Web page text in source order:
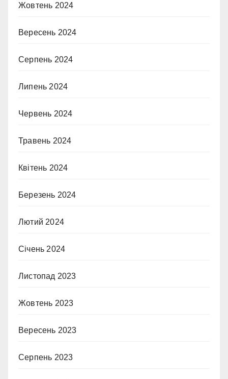
Жовтень 2024
Вересень 2024
Серпень 2024
Липень 2024
Червень 2024
Травень 2024
Квітень 2024
Березень 2024
Лютий 2024
Січень 2024
Листопад 2023
Жовтень 2023
Вересень 2023
Серпень 2023